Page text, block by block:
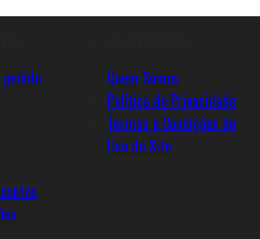
pedido
Quem Somos
Política de Privacidade
Termos e Condições de
Uso do Site